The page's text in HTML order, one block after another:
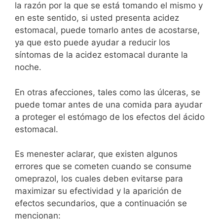
la razón por la que se está tomando el mismo y
en este sentido, si usted presenta acidez
estomacal, puede tomarlo antes de acostarse,
ya que esto puede ayudar a reducir los
síntomas de la acidez estomacal durante la
noche.
En otras afecciones, tales como las úlceras, se
puede tomar antes de una comida para ayudar
a proteger el estómago de los efectos del ácido
estomacal.
Es menester aclarar, que existen algunos
errores que se cometen cuando se consume
omeprazol, los cuales deben evitarse para
maximizar su efectividad y la aparición de
efectos secundarios, que a continuación se
mencionan: